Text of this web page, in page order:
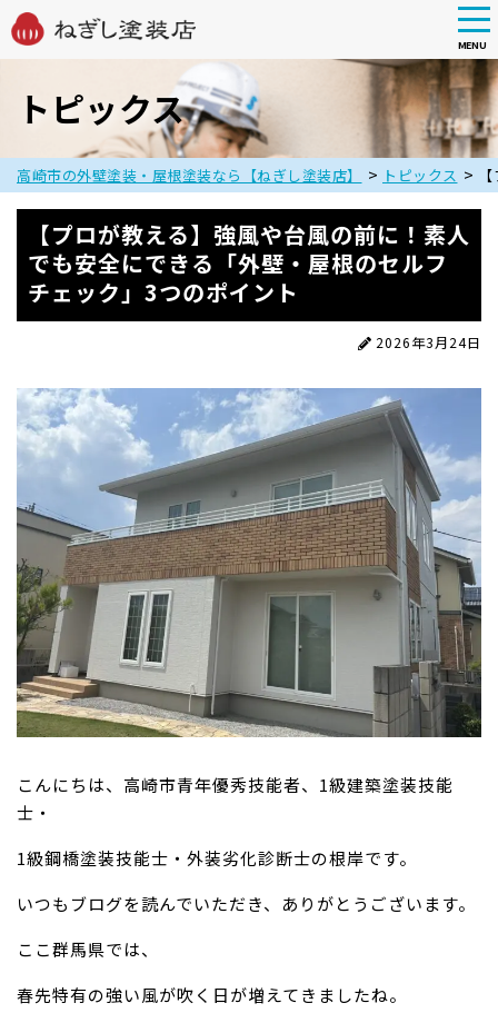
main
MENU
トピックス
高崎市の外壁塗装・屋根塗装なら【ねぎし塗装店】 > トピックス >
【プロが教える】強風や台風の前に！素人
でも安全にできる「外壁・屋根のセルフ
チェック」3つのポイント
2026年3月24日
こんにちは、高崎市青年優秀技能者、1級建築塗装技能
士・
1級鋼橋塗装技能士・外装劣化診断士の根岸です。
いつもブログを読んでいただき、ありがとうございます。
ここ群馬県では、
春先特有の強い風が吹く日が増えてきましたね。